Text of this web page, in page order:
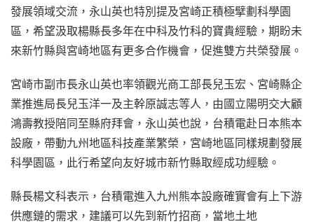
發展領域交流，永山英也特別提及宮崎正積極擘劃科學園
區，希望汲取楊縣長多年在中科及竹科的寶貴經驗，期盼未
來新竹縣與宮崎地區有更多合作機會，促進雙方共榮發展。
宮崎市副市長永山英也率領觀光商工部長兒玉宏、宮崎縣企
業推進局長兒玉洋一及主幹原誠志等人，由國立陽明交大顧
鴻壽教授陪同至縣府拜會，永山英也說，台積電赴日本熊本
設廠，帶動九州地區科技產業繁榮，宮崎地區同樣規劃發展
科學園區，此行希望向友好城市新竹縣取經成功經驗。
縣長楊文科表示，台積電進入九州熊本設廠確實會有上下游
供應鏈的需求，建議可以先到新竹招商，當地土地